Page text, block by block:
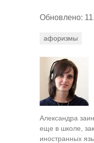
Александра
еще в школе,
иностранных
Обновлено:
афоризмы